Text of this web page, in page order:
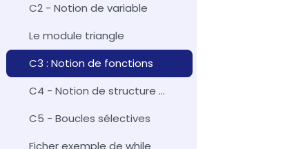
C2 - Notion de variable
Le module triangle
C3 : Notion de fonctions
C4 - Notion de structure alternative
C5 - Boucles sélectives